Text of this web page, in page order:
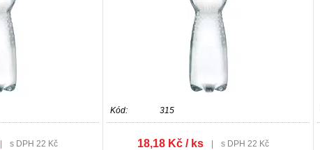
s DPH 22 Kč
Kód: 315
18,18 Kč / ks
s DPH 22 Kč